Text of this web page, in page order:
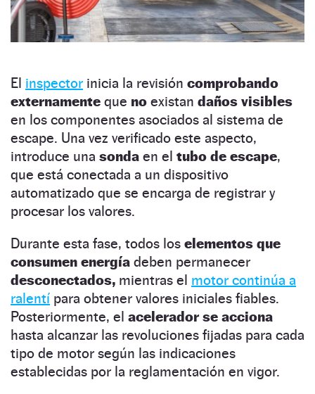
El inspector inicia la revisión comprobando
externamente que no existan daños visibles
en los componentes asociados al sistema de
escape. Una vez verificado este aspecto,
introduce una sonda en el tubo de escape,
que está conectada a un dispositivo
automatizado que se encarga de registrar y
procesar los valores.
Durante esta fase, todos los elementos que
consumen energía deben permanecer
desconectados, mientras el motor continúa a
ralentí para obtener valores iniciales fiables.
Posteriormente, el acelerador se acciona
hasta alcanzar las revoluciones fijadas para cada
tipo de motor según las indicaciones
establecidas por la reglamentación en vigor.